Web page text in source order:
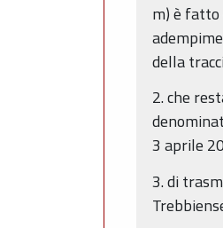
m) è
della
2. che
3 aprile
3. di